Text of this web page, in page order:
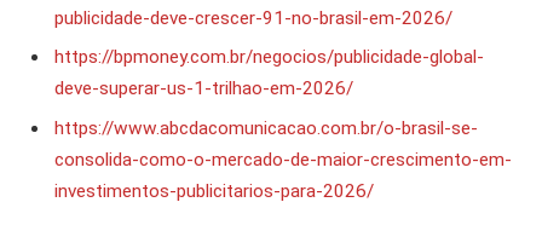
publicidade-deve-crescer-91-no-brasil-em-2026/
https://bpmoney.com.br/negocios/publicidade-global-
deve-superar-us-1-trilhao-em-2026/
https://www.abcdacomunicacao.com.br/o-brasil-se-
consolida-como-o-mercado-de-maior-crescimento-em-
investimentos-publicitarios-para-2026/